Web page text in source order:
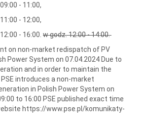
- 11:00,
- 12:00,
- 16:00. w godz. 12:00 - 14:00.
on non-market redispatch of PV
Power System on 07.04.2024 Due to
and in order to maintain the
introduces a non-market
in Polish Power System on
to 16:00 PSE published exact time
https://www.pse.pl/komunikaty-